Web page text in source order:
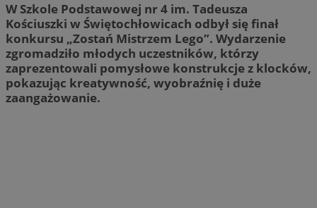
W Szkole Podstawowej nr 4 im. Tadeusza
Kościuszki w Świętochłowicach odbył się finał
konkursu „Zostań Mistrzem Lego”. Wydarzenie
zgromadziło młodych uczestników, którzy
zaprezentowali pomysłowe konstrukcje z klocków,
pokazując kreatywność, wyobraźnię i duże
zaangażowanie.